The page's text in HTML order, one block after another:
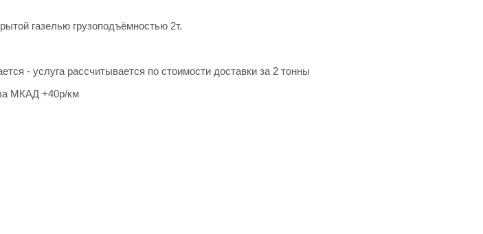
газелью грузоподъёмностью 2т.
- услуга рассчитывается по стоимости доставки за 2 тонны
МКАД +40р/км